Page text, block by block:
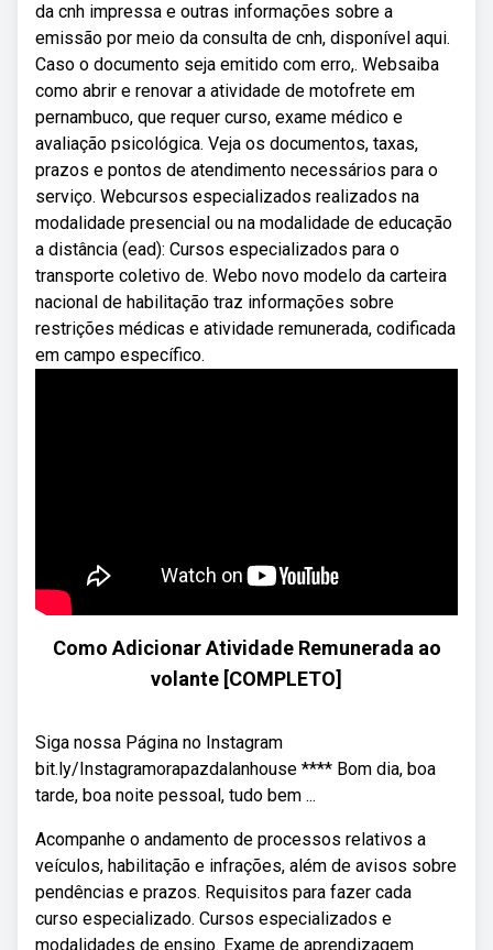
da cnh impressa e outras informações sobre a
emissão por meio da consulta de cnh, disponível aqui.
Caso o documento seja emitido com erro,. Websaiba
como abrir e renovar a atividade de motofrete em
pernambuco, que requer curso, exame médico e
avaliação psicológica. Veja os documentos, taxas,
prazos e pontos de atendimento necessários para o
serviço. Webcursos especializados realizados na
modalidade presencial ou na modalidade de educação
a distância (ead): Cursos especializados para o
transporte coletivo de. Webo novo modelo da carteira
nacional de habilitação traz informações sobre
restrições médicas e atividade remunerada, codificada
em campo específico.
Como Adicionar Atividade Remunerada ao
volante [COMPLETO]
Siga nossa Página no Instagram
bit.ly/Instagramorapazdalanhouse **** Bom dia, boa
tarde, boa noite pessoal, tudo bem ...
Acompanhe o andamento de processos relativos a
veículos, habilitação e infrações, além de avisos sobre
pendências e prazos. Requisitos para fazer cada
curso especializado. Cursos especializados e
modalidades de ensino. Exame de aprendizagem